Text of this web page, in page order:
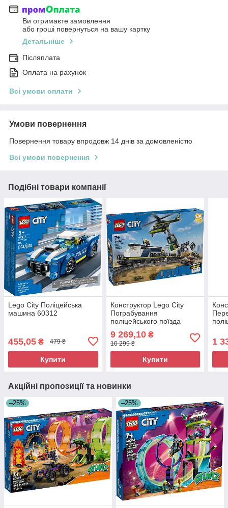
Ви отримаєте замовлення
або гроші повернуться на вашу картку
Детальніше
Післяплата
Оплата на рахунок
Всі умови оплати
Умови повернення
Повернення товару впродовж 14 днів за домовленістю
Всі умови повернення
Подібні товари компанії
Lego City Поліцейська
машина 60312
455,05 ₴ 479 ₴
Купити
Конструктор Lego City
Пограбування
поліцейського поїзда
9 269,10₴
10 299 ₴
Купити
1
Акційні пропозиції та новинки
–25% –25%